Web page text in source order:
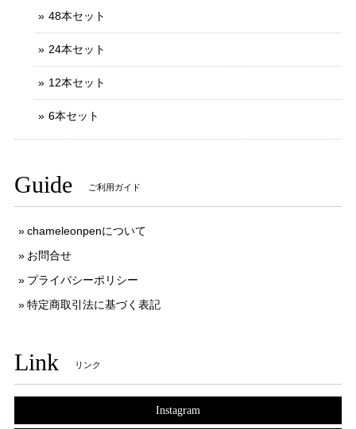
48本セット
24本セット
12本セット
6本セット
Guide ご利用ガイド
chameleonpenについて
お問合せ
プライバシーポリシー
特定商取引法に基づく表記
Link リンク
Instagram